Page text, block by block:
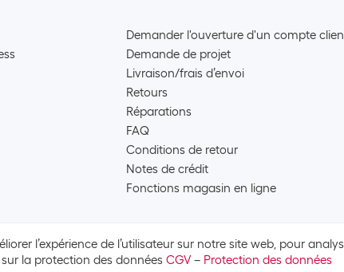
Demander l'ouverture d'un compte
Demande de projet
Livraison/frais d’envoi
Retours
Réparations
FAQ
Conditions de retour
Notes de crédit
Fonctions magasin en ligne
© 2026 Brack Business – Tous droits réservés.
l’expérience de l’utilisateur sur notre site web, pour
la protection des données CGV – Protection des données